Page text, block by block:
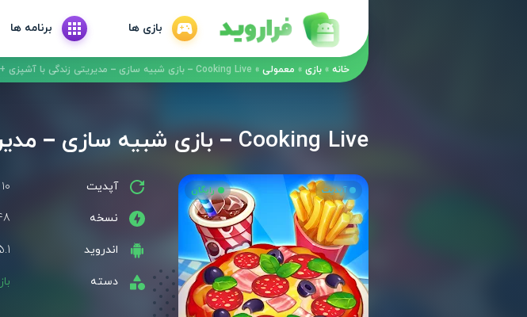
بازی ها برنامه ها
خانه » بازی » معمولی » Cooking Live – بازی شبیه سازی – مدیریتی زندگی با آشپزی + مود
Cooking Live – بازی شبیه سازی – مدیریتی زندگی با آشپزی + مود
آپدیت رایگان آپدیت ۱۰ شهریور ۱۴۰۲
نسخه
اندروید
دسته